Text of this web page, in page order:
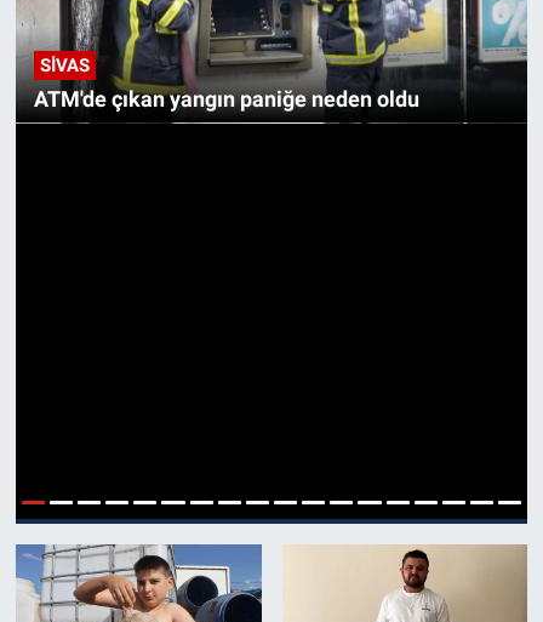
SIVAS
ATM'de çıkan yangın paniğe neden oldu
1 2 3 4 5 6 7 8 9 101112131415161718